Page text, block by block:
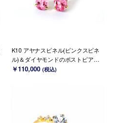
K10 アヤナスピネル(ピンクスピネ
ル)＆ダイヤモンドのポストピアス ~
Ello Lilas~ 8月誕生石(K18変更可能)
￥110,000 (税込)